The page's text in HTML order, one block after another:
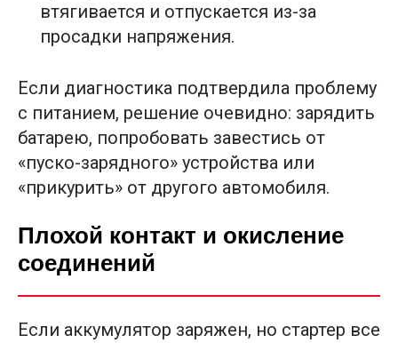
втягивается и отпускается из-за
просадки напряжения.
Если диагностика подтвердила проблему
с питанием, решение очевидно: зарядить
батарею, попробовать завестись от
«пуско-зарядного» устройства или
«прикурить» от другого автомобиля.
Плохой контакт и окисление
соединений
Если аккумулятор заряжен, но стартер все